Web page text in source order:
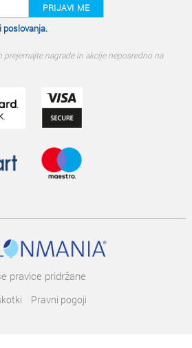
PRIJAVI ME
poslovanja.
prejemajte nagrade in akcije neposredno na
pravice pridržane
Pravni pogoji